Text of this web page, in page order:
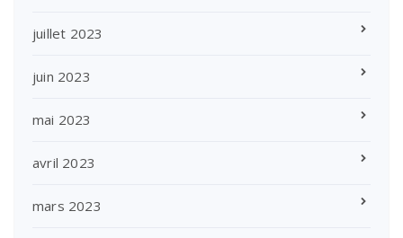
juillet 2023
juin 2023
mai 2023
avril 2023
mars 2023